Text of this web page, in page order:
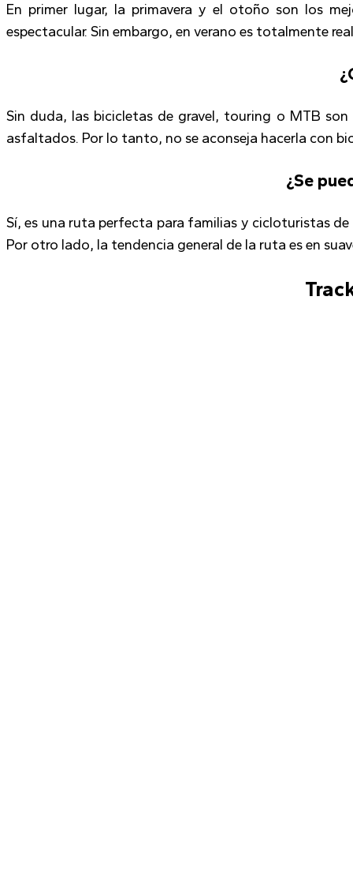
En primer lugar, la primavera y el otoño son los
espectacular. Sin embargo, en verano es totalmente
Sin duda, las bicicletas de gravel, touring o MTB
asfaltados. Por lo tanto, no se aconseja hacerla con
¿Se
Sí, es una ruta perfecta para familias y cicloturistas
Por otro lado, la tendencia general de la ruta es en